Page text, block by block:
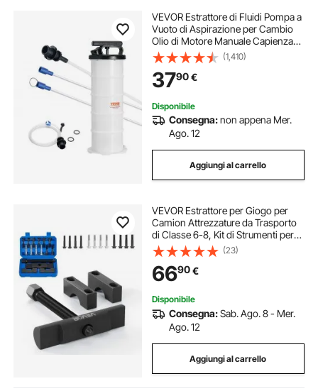
VEVOR Estrattore di Fluidi Pompa a
Vuoto di Aspirazione per Cambio
Olio di Motore Manuale Capienza
max. 6,5L, Estrattore per Cambio
Olio Pompa a Vuoto Kit
Evacuazione a Vuoto Aspiraliquidi
per Auto
(1,410)
3790€
Disponibile
Consegna:non appena Mer.
Ago. 12
Aggiungi al carrello
VEVOR Estrattore per Giogo per
Camion Attrezzature da Trasporto
di Classe 6-8, Kit di Strumenti per
Rimozione del Giogo per Impieghi
Gravosi, Kit di Estrazione
Automobilistica
(23)
6690€
Disponibile
Consegna:Sab. Ago. 8 - Mer.
Ago. 12
Aggiungi al carrello